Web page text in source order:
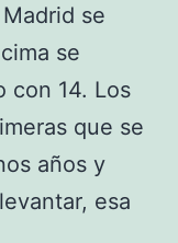
se
se
con 14. Los
que se
años y
esa